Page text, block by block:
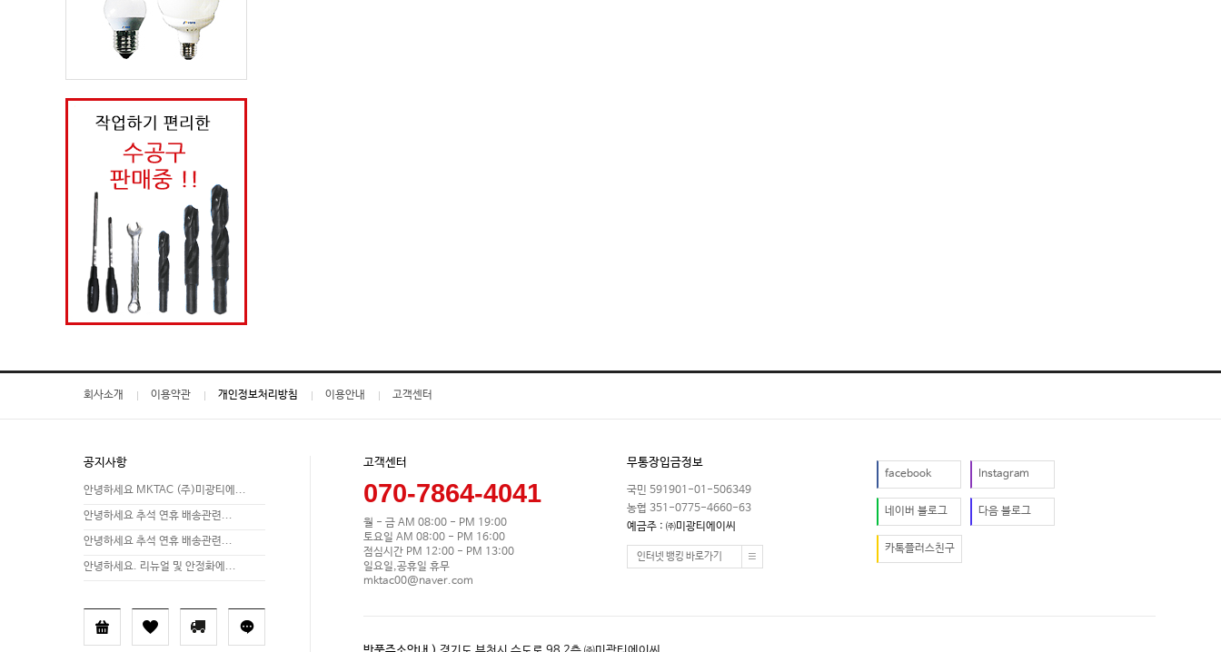
회사소개 이용약관 개인정보처리방침 이용안내 고객센터
공지사항
안녕하세요 MKTAC (주)미광티에...
안녕하세요 추석 연휴 배송관련...
안녕하세요 추석 연휴 배송관련...
안녕하세요. 리뉴얼 및 안정화에...
고객센터
070-7864-4041
월 - 금 AM 08:00 - PM 19:00
토요일 AM 08:00 - PM 16:00
점심시간 PM 12:00 - PM 13:00
일요일,공휴일 휴무
mktac00@naver.com
무통장입금정보
국민 591901-01-506349
농협 351-0775-4660-63
예금주 : ㈜미광티에이씨
인터넷 뱅킹 바로가기
facebook Instagram
네이버 블로그 다음 블로그
카톡플러스친구